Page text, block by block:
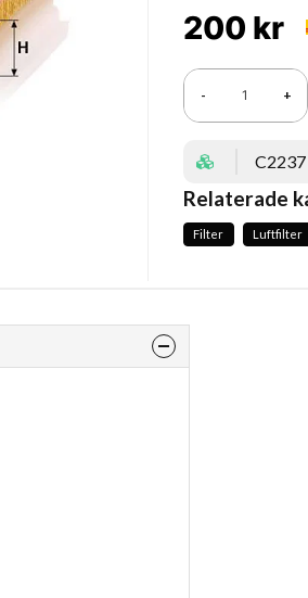
200 kr
- +
C2237
Relaterade
Filter Luftfilter